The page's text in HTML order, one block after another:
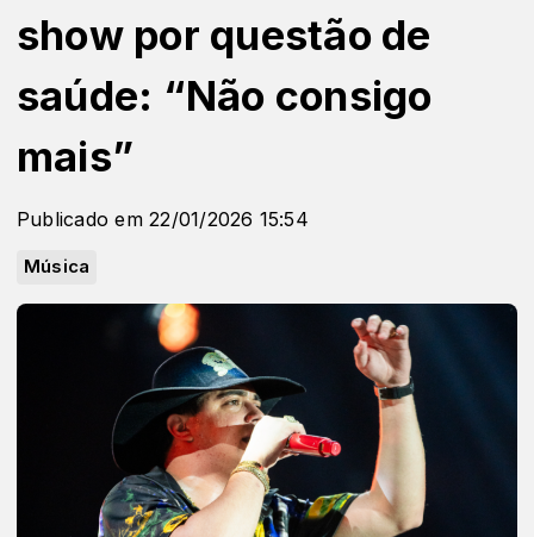
show por questão de
saúde: “Não consigo
mais”
Publicado em 22/01/2026 15:54
Música